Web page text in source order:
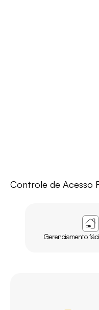
Controle de Acesso
Gerenciamento